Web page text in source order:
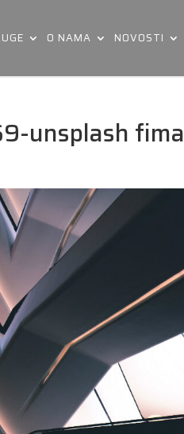
O NAMA NOVOSTI
unsplash fima